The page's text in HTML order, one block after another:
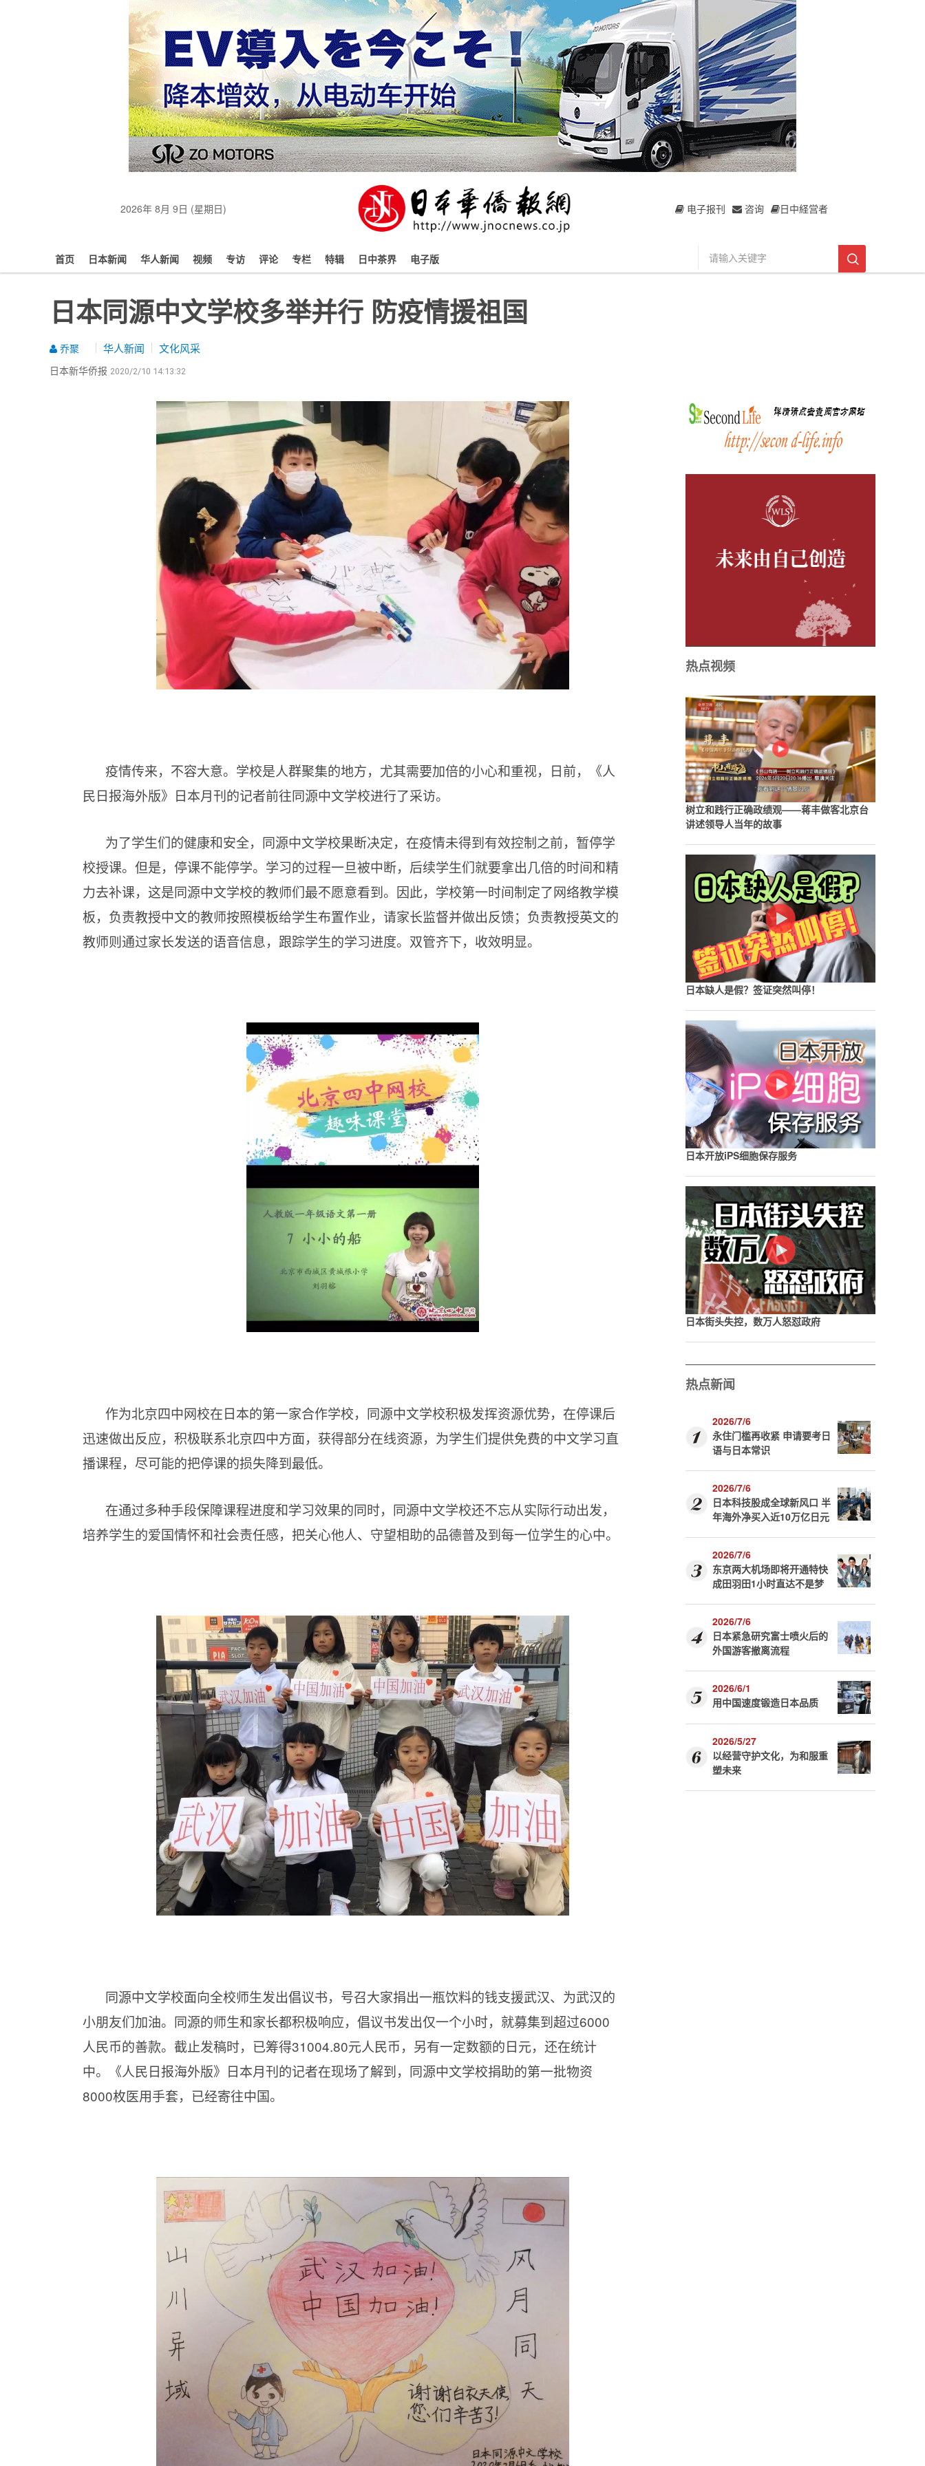
2026年 8月 9日 (星期日) 电子报刊 咨询 日中経営者
首页 日本新闻 华人新闻 视频 专访 评论 专栏 特辑 日中茶界 电子版
日本同源中文学校多举并行 防疫情援祖国
乔聚 华人新闻 文化风采
日本新华侨报 2020/2/10 14:13:32
疫情传来，不容大意。学校是人群聚集的地方，尤其需要加倍的小心和重视，日前，《人
民日报海外版》日本月刊的记者前往同源中文学校进行了采访。
为了学生们的健康和安全，同源中文学校果断决定，在疫情未得到有效控制之前，暂停学
校授课。但是，停课不能停学。学习的过程一旦被中断，后续学生们就要拿出几倍的时间和精
力去补课，这是同源中文学校的教师们最不愿意看到。因此，学校第一时间制定了网络教学模
板，负责教授中文的教师按照模板给学生布置作业，请家长监督并做出反馈；负责教授英文的
教师则通过家长发送的语音信息，跟踪学生的学习进度。双管齐下，收效明显。
作为北京四中网校在日本的第一家合作学校，同源中文学校积极发挥资源优势，在停课后
迅速做出反应，积极联系北京四中方面，获得部分在线资源，为学生们提供免费的中文学习直
播课程，尽可能的把停课的损失降到最低。
在通过多种手段保障课程进度和学习效果的同时，同源中文学校还不忘从实际行动出发，
培养学生的爱国情怀和社会责任感，把关心他人、守望相助的品德普及到每一位学生的心中。
同源中文学校面向全校师生发出倡议书，号召大家捐出一瓶饮料的钱支援武汉、为武汉的
小朋友们加油。同源的师生和家长都积极响应，倡议书发出仅一个小时，就募集到超过6000
人民币的善款。截止发稿时，已筹得31004.80元人民币，另有一定数额的日元，还在统计
中。《人民日报海外版》日本月刊的记者在现场了解到，同源中文学校捐助的第一批物资
8000枚医用手套，已经寄往中国。
热点视频
树立和践行正确政绩观——蒋丰做客北京台
讲述领导人当年的故事
日本缺人是假？签证突然叫停！
日本开放iPS细胞保存服务
日本街头失控，数万人怒怼政府
热点新闻
2026/7/6
永住门槛再收紧 申请要考日
语与日本常识
2026/7/6
日本科技股成全球新风口 半
年海外净买入近10万亿日元
2026/7/6
东京两大机场即将开通特快
成田羽田1小时直达不是梦
2026/7/6
日本紧急研究富士喷火后的
外国游客撤离流程
2026/6/1
用中国速度锻造日本品质
2026/5/27
以经营守护文化，为和服重
塑未来